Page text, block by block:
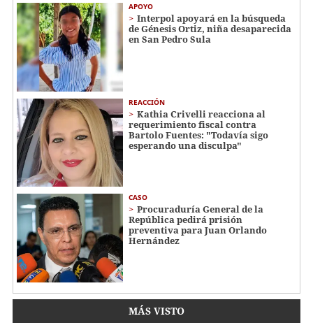
APOYO
Interpol apoyará en la búsqueda
de Génesis Ortiz, niña desaparecida
en San Pedro Sula
REACCIÓN
Kathia Crivelli reacciona al
requerimiento fiscal contra
Bartolo Fuentes: "Todavía sigo
esperando una disculpa"
CASO
Procuraduría General de la
República pedirá prisión
preventiva para Juan Orlando
Hernández
MÁS VISTO